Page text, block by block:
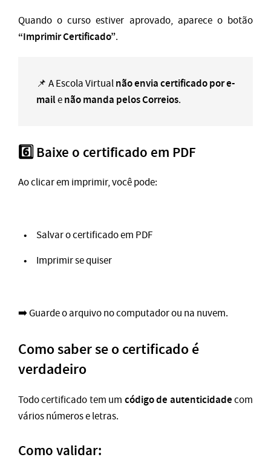
Quando o curso estiver aprovado, aparece o botão
“Imprimir Certificado”.
📌 A Escola Virtualnão envia certificado por e-
mailenão manda pelos Correios.
6️⃣ Baixe o certificado em PDF
Ao clicar em imprimir, você pode:
Salvar o certificado em PDF
Imprimir se quiser
➡️ Guarde o arquivo no computador ou na nuvem.
Como saber se o certificado é
verdadeiro
Todo certificado tem um código de autenticidadecom
vários números e letras.
Como validar: